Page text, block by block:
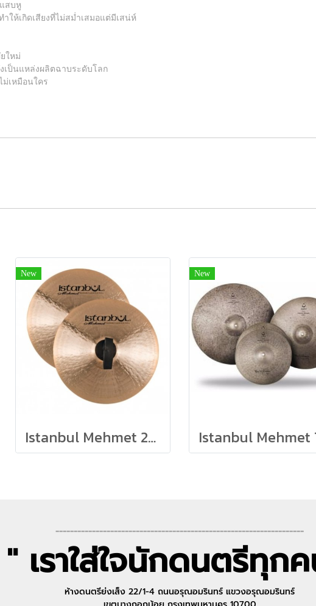
สบหู
ให้เกิดเสียงที่ไม่สม่ำเสมอแต่มีเสน่ห์
ใหม่
เป็นแหล่งผลิตฉาบระดับโลก
เหมือนใคร
New
Istanbul Mehmet 20" Super Symphonic SYS20
New
--------------------------------------------------------------------
" เราใส่ใจนักดนตรีทุก
ห้างดนตรีย่งเส็ง 22/1-4 ถนนอรุณอมรินทร์ แขวงอรุณอมรินทร์